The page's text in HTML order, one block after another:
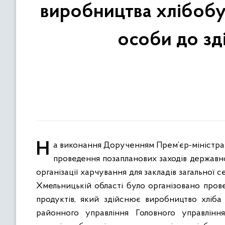
виробництва
особи до
На виконання Дорученням Прем’єр-міністра України Дениса Шмигаля від 01.10.2020 № 40286/1/1-20 стосовно проведення позапланових заходів
організації харчування для закладів
Хмельницькій області було організовано
продуктів, який здійснює виробництво
районного управління Головного